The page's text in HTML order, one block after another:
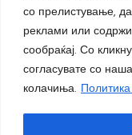
со прелистување,
реклами или
сообраќај. Со
согласувате со
колачиња.